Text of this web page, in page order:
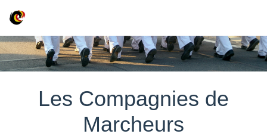
Les Compagnies de
Marcheurs